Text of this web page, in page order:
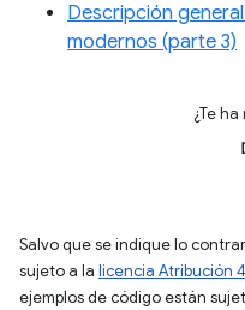
Descripción
modernos (parte 3)
¿Te
Salvo que se indique lo
sujeto a la licencia Atribución
ejemplos de código están